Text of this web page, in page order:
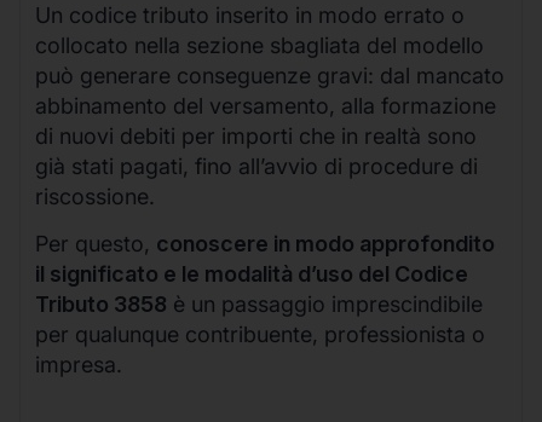
Un codice tributo inserito in modo errato o
collocato nella sezione sbagliata del modello
può generare conseguenze gravi: dal mancato
abbinamento del versamento, alla formazione
di nuovi debiti per importi che in realtà sono
già stati pagati, fino all’avvio di procedure di
riscossione.
Per questo, conoscere in modo approfondito
il significato e le modalità d’uso del Codice
Tributo 3858 è un passaggio imprescindibile
per qualunque contribuente, professionista o
impresa.